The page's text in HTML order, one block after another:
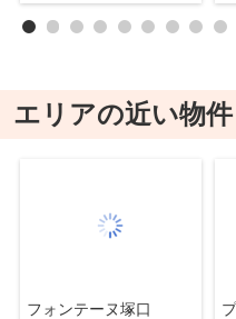
エリアの近い物件
フォンテーヌ塚口